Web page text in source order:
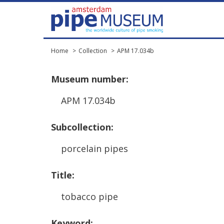
Home Collection APM 17.034b
Museum number:
APM 17.034b
Subcollection:
porcelain pipes
Title:
tobacco pipe